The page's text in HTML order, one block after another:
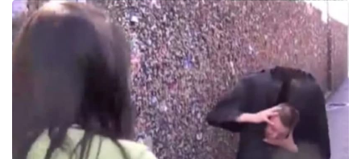
Youtubeři
Videa